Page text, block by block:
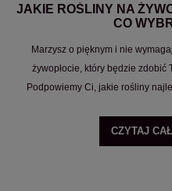
JAKIE ROŚLINY NA
CO
Marzysz o pięknym i nie
żywopłocie, który będzie zdobić
Podpowiemy Ci, jakie rośliny
do osiągnięcia tego celu. W tym
wybór roślin na żywopłoty
CZYTAJ